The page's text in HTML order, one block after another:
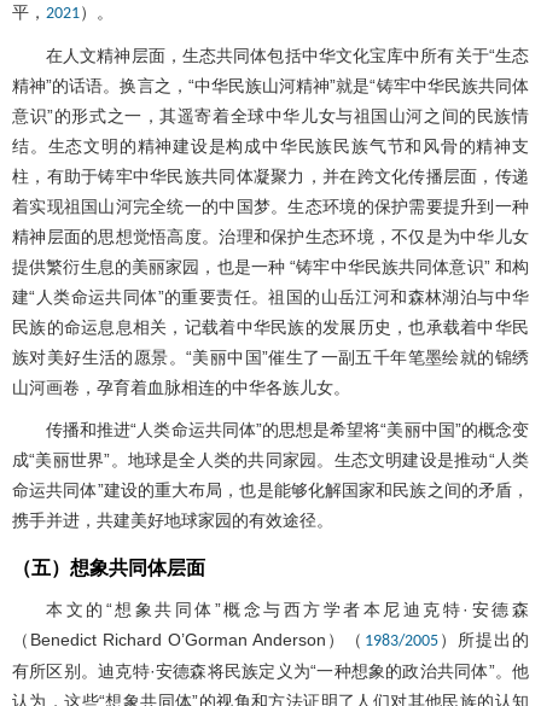
平， 2021）。
在人文精神层面，生态共同体包括中华文化宝库中所有关于“生态
精神”的话语。换言之，“中华民族山河精神”就是“铸牢中华民族共同体
意识”的形式之一，其遥寄着全球中华儿女与祖国山河之间的民族情
结。生态文明的精神建设是构成中华民族民族气节和风骨的精神支
柱，有助于铸牢中华民族共同体凝聚力，并在跨文化传播层面，传递
着实现祖国山河完全统一的中国梦。生态环境的保护需要提升到一种
精神层面的思想觉悟高度。治理和保护生态环境，不仅是为中华儿女
提供繁衍生息的美丽家园，也是一种 “铸牢中华民族共同体意识” 和构
建“人类命运共同体”的重要责任。祖国的山岳江河和森林湖泊与中华
民族的命运息息相关，记载着中华民族的发展历史，也承载着中华民
族对美好生活的愿景。“美丽中国”催生了一副五千年笔墨绘就的锦绣
山河画卷，孕育着血脉相连的中华各族儿女。
传播和推进“人类命运共同体”的思想是希望将“美丽中国”的概念变
成“美丽世界”。地球是全人类的共同家园。生态文明建设是推动“人类
命运共同体”建设的重大布局，也是能够化解国家和民族之间的矛盾，
携手并进，共建美好地球家园的有效途径。
（五）想象共同体层面
本文的“想象共同体”概念与西方学者本尼迪克特·安德森
（Benedict Richard O’Gorman Anderson）（ 1983/2005）所提出的
有所区别。迪克特·安德森将民族定义为“一种想象的政治共同体”。他
认为，这些“想象共同体”的视角和方法证明了人们对其他民族的认知